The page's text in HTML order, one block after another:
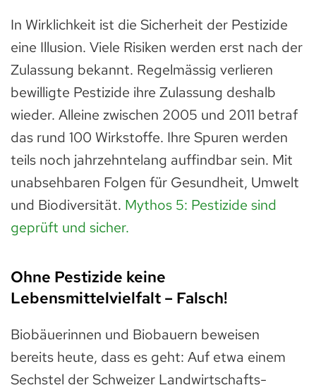
In Wirklichkeit ist die Sicherheit der Pestizide
eine Illusion. Viele Risiken werden erst nach der
Zulassung bekannt. Regelmässig verlieren
bewilligte Pestizide ihre Zulassung deshalb
wieder. Alleine zwischen 2005 und 2011 betraf
das rund 100 Wirkstoffe. Ihre Spuren werden
teils noch jahrzehntelang auffindbar sein. Mit
unabsehbaren Folgen für Gesundheit, Umwelt
und Biodiversität. Mythos 5: Pestizide sind
geprüft und sicher.
Ohne Pestizide keine
Lebensmittelvielfalt – Falsch!
Biobäuerinnen und Biobauern beweisen
bereits heute, dass es geht: Auf etwa einem
Sechstel der Schweizer Landwirtschafts-